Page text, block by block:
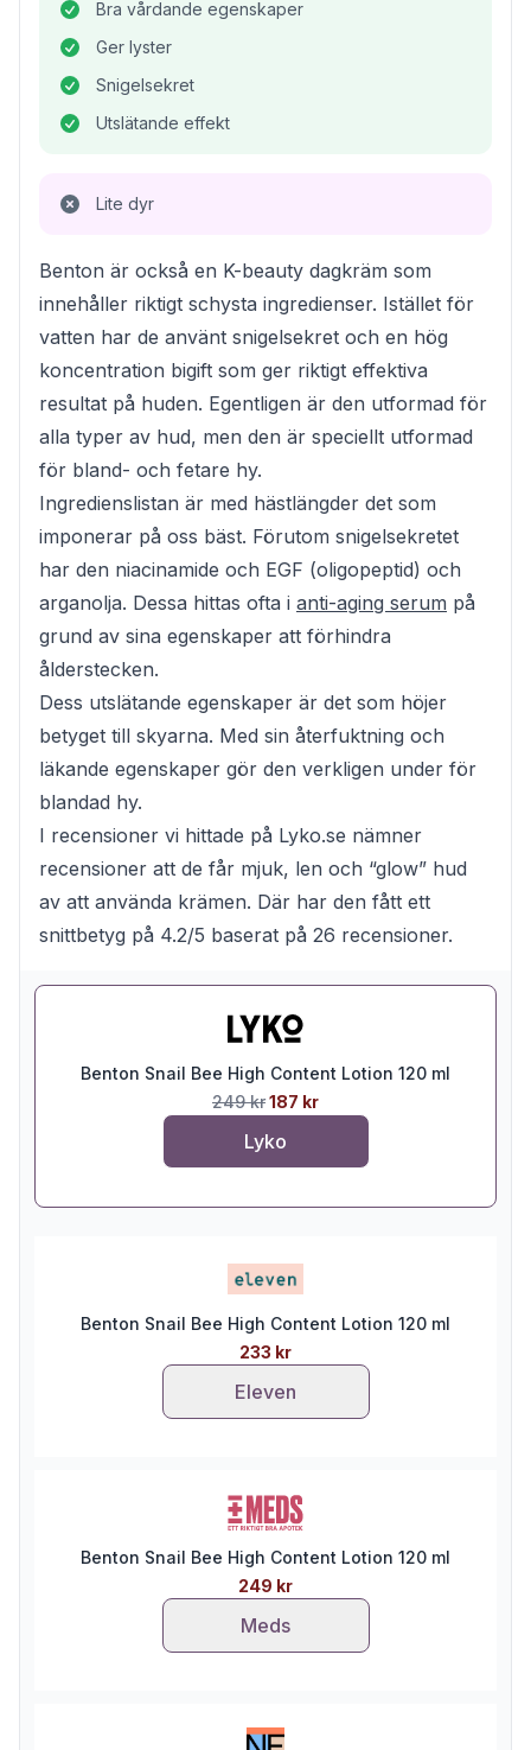
Bra vårdande egenskaper
Ger lyster
Snigelsekret
Utslätande effekt
Lite dyr
Benton är också en K-beauty dagkräm som
innehåller riktigt schysta ingredienser. Istället för
vatten har de använt snigelsekret och en hög
koncentration bigift som ger riktigt effektiva
resultat på huden. Egentligen är den utformad för
alla typer av hud, men den är speciellt utformad
för bland- och fetare hy.
Ingredienslistan är med hästlängder det som
imponerar på oss bäst. Förutom snigelsekretet
har den niacinamide och EGF (oligopeptid) och
arganolja. Dessa hittas ofta i anti-aging serum på
grund av sina egenskaper att förhindra
ålderstecken.
Dess utslätande egenskaper är det som höjer
betyget till skyarna. Med sin återfuktning och
läkande egenskaper gör den verkligen under för
blandad hy.
I recensioner vi hittade på Lyko.se nämner
recensioner att de får mjuk, len och “glow” hud
av att använda krämen. Där har den fått ett
snittbetyg på 4.2/5 baserat på 26 recensioner.
Benton Snail Bee High Content Lotion 120 ml
249 kr187 kr
Lyko
Benton Snail Bee High Content Lotion 120 ml
233 kr
Eleven
Benton Snail Bee High Content Lotion 120 ml
249 kr
Meds